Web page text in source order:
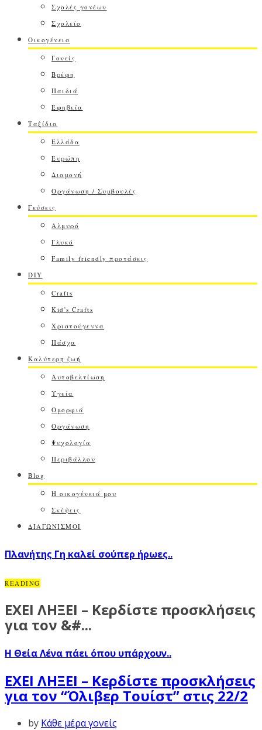
Σχολές γονέων
Σχολείο
Οικογένεια
Γονείς
Βρέφη
Παιδιά
Εφηβεία
Ταξίδια
Ελλάδα
Ευρώπη
Διαμονή
Οργάνωση / Συμβουλές
Γεύσεις
Αλμυρό
Γλυκό
Family friendly προτάσεις
DIY
Crafts
Kid's Crafts
Χριστούγεννα
Πάσχα
Καλύτερη ζωή
Αυτοβελτίωση
Υγεία
Ομορφιά
Οργάνωση
Ψυχολογία
Περιβάλλον
Blog
Η οικογένειά μου
Σκέψεις
ΔΙΑΓΩΝΙΣΜΟΙ
Πλανήτης Γη καλεί σούπερ ήρωες..
READING
ΕΧΕΙ ΛΗΞΕΙ – Κερδίστε προσκλήσεις
για τον &#...
Η Θεία Λένα πάει όπου υπάρχουν..
ΕΧΕΙ ΛΗΞΕΙ – Κερδίστε προσκλήσεις
για τον “Όλιβερ Τουίστ” στις 22/2
by Κάθε μέρα γονείς